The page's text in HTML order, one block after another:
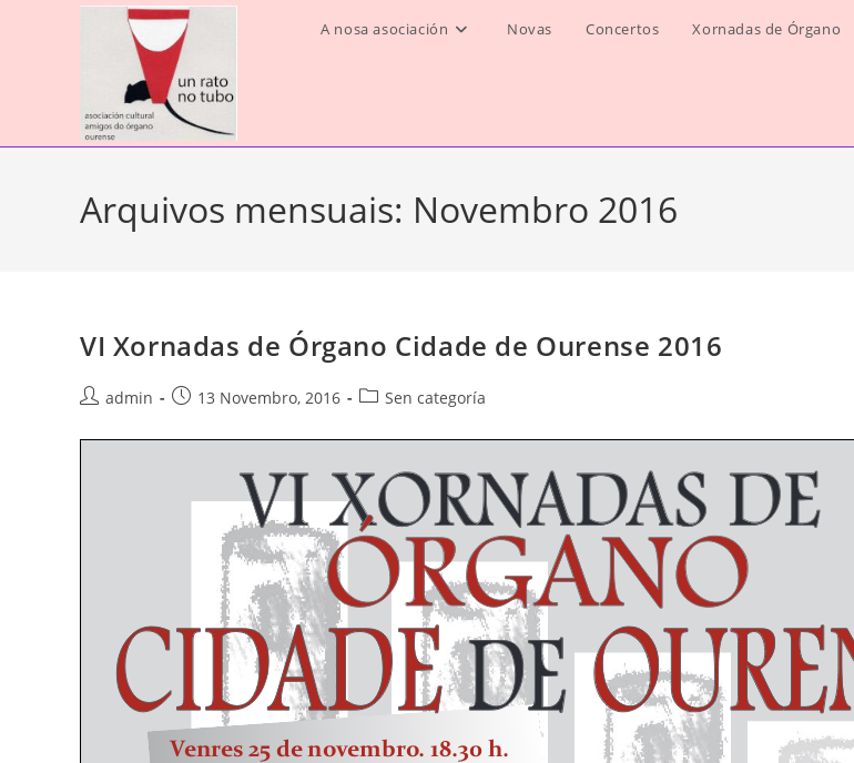
A nosa asociación Novas Concertos Xornadas de Órgano
Arquivos mensuais: Novembro 2016
VI Xornadas de Órgano Cidade de Ourense 2016
Autor
entrada:
admin
Publicación
entrada:
13 Novembro, 2016
Categoría
entrada:
Sen categoría